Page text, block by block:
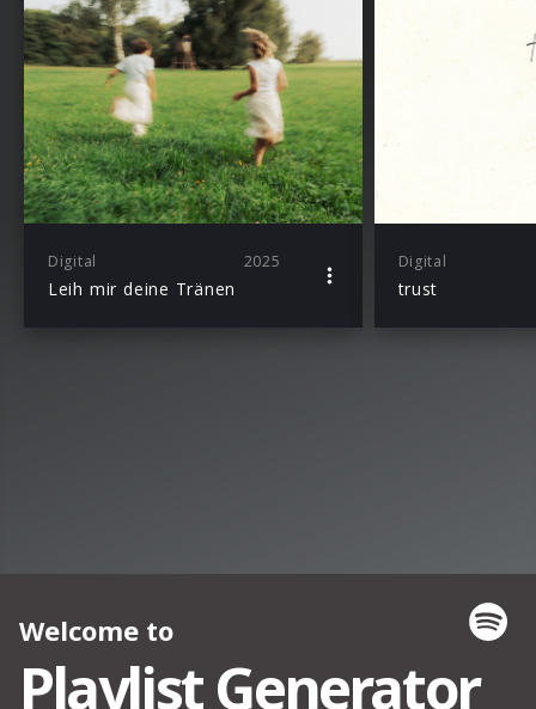
Digital 2025
Leih mir deine Tränen
Digital
trust